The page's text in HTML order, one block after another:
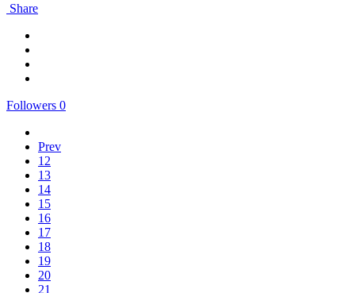
Share
Followers 0
Prev
12
13
14
15
16
17
18
19
20
21